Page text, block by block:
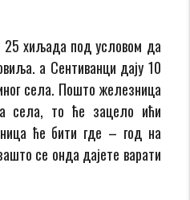
хиљада под условом да
а Сентиванци дају 10
села. Пошто железница
села, то ће зацело ићи
ће бити где – год на
се онда дајете варати